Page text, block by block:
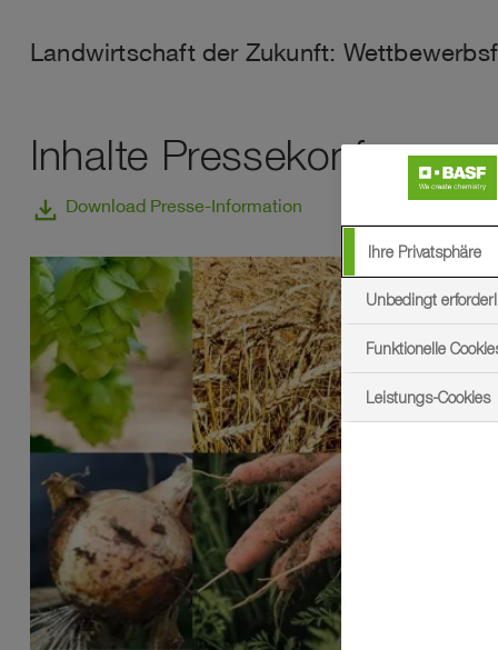
Landwirtschaft der Zukunft:
Inhalte Pressekonferenz
download Download Presse-Information
Ihre Privatsphäre
Unbedingt
Funktionelle
Leistungs-Cookies